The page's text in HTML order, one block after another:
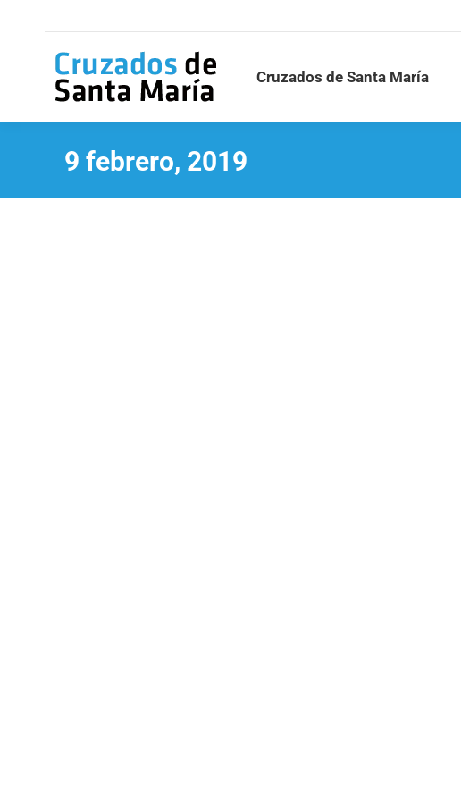
Cruzados de Santa María
9 febrero, 2019